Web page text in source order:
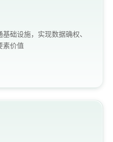
础设施，实现数据确权、
素价值